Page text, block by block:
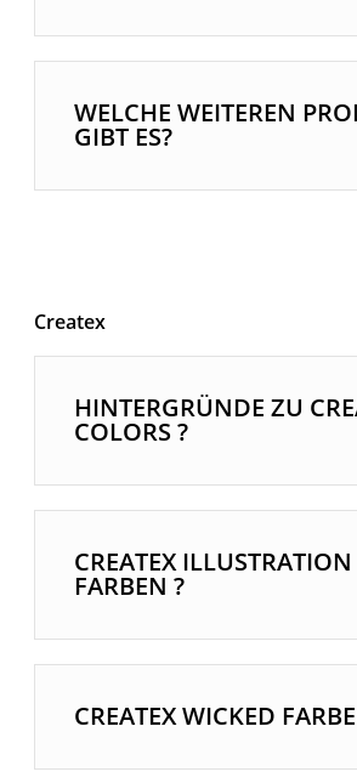
WELCHE WEITEREN
GIBT ES?
Createx
HINTERGRÜNDE ZU
COLORS ?
CREATEX ILLUSTRATION
FARBEN ?
CREATEX WICKED